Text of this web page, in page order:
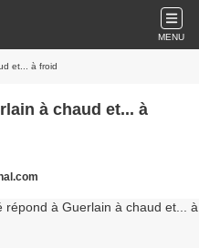
MENU
et... à froid
à chaud et... à